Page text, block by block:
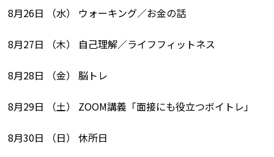
8月26日 （水） ウォーキング／お金の話
8月27日 （木） 自己理解／ライフフィットネス
8月28日 （金） 脳トレ
8月29日 （土） ZOOM講義「面接にも役立つボイトレ」
8月30日 （日） 休所日